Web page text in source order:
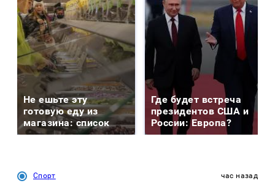
Не ешьте эту
готовую еду из
магазина: список
Где будет встреча
президентов США и
России: Европа?
Спорт час назад